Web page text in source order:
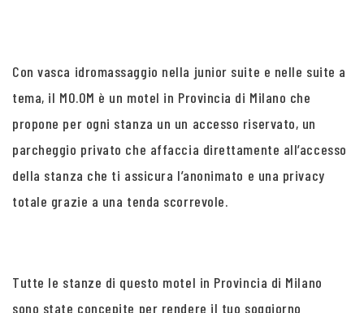
Con vasca idromassaggio nella junior suite e nelle suite a
tema, il MO.OM è un motel in Provincia di Milano che
propone per ogni stanza un un accesso riservato, un
parcheggio privato che affaccia direttamente all’accesso
della stanza che ti assicura l’anonimato e una privacy
totale grazie a una tenda scorrevole.
Tutte le stanze di questo motel in Provincia di Milano
sono state concepite per rendere il tuo soggiorno